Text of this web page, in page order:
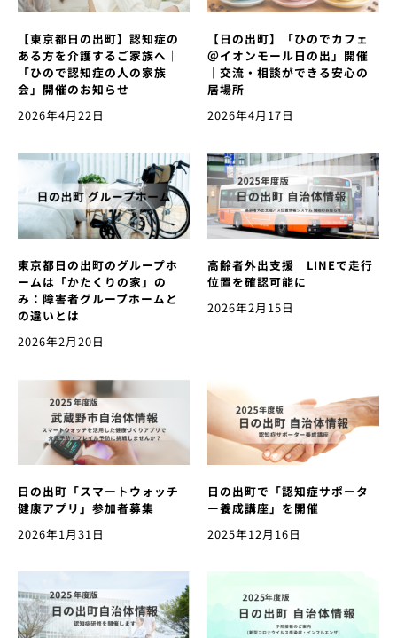
【東京都日の出町】認知症の
ある方を介護するご家族へ｜
「ひので認知症の人の家族
会」開催のお知らせ
2026年4月22日
【日の出町】「ひのでカフェ
＠イオンモール日の出」開催
｜交流・相談ができる安心の
居場所
2026年4月17日
東京都日の出町のグループホ
ームは「かたくりの家」の
み：障害者グループホームと
の違いとは
2026年2月20日
高齢者外出支援｜LINEで走行
位置を確認可能に
2026年2月15日
日の出町「スマートウォッチ
健康アプリ」参加者募集
2026年1月31日
日の出町で「認知症サポータ
ー養成講座」を開催
2025年12月16日